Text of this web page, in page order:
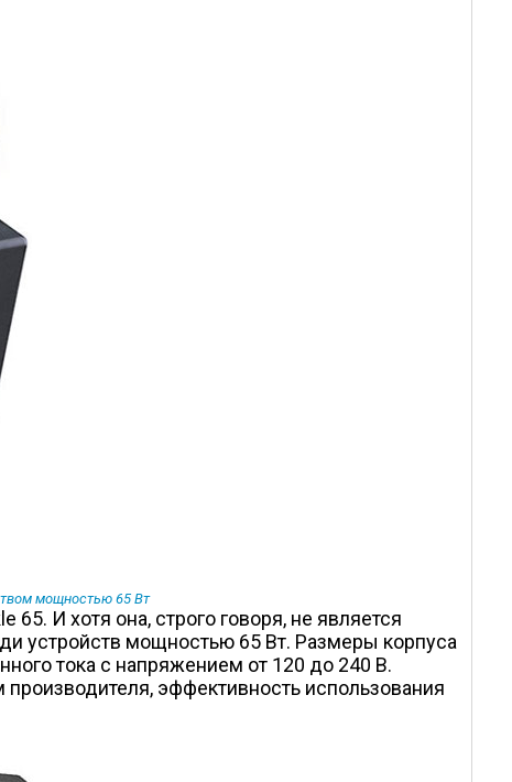
мощностью 65 Вт
И хотя она, строго говоря, не является
устройств мощностью 65 Вт. Размеры корпуса
тока с напряжением от 120 до 240 В.
эффективность использования